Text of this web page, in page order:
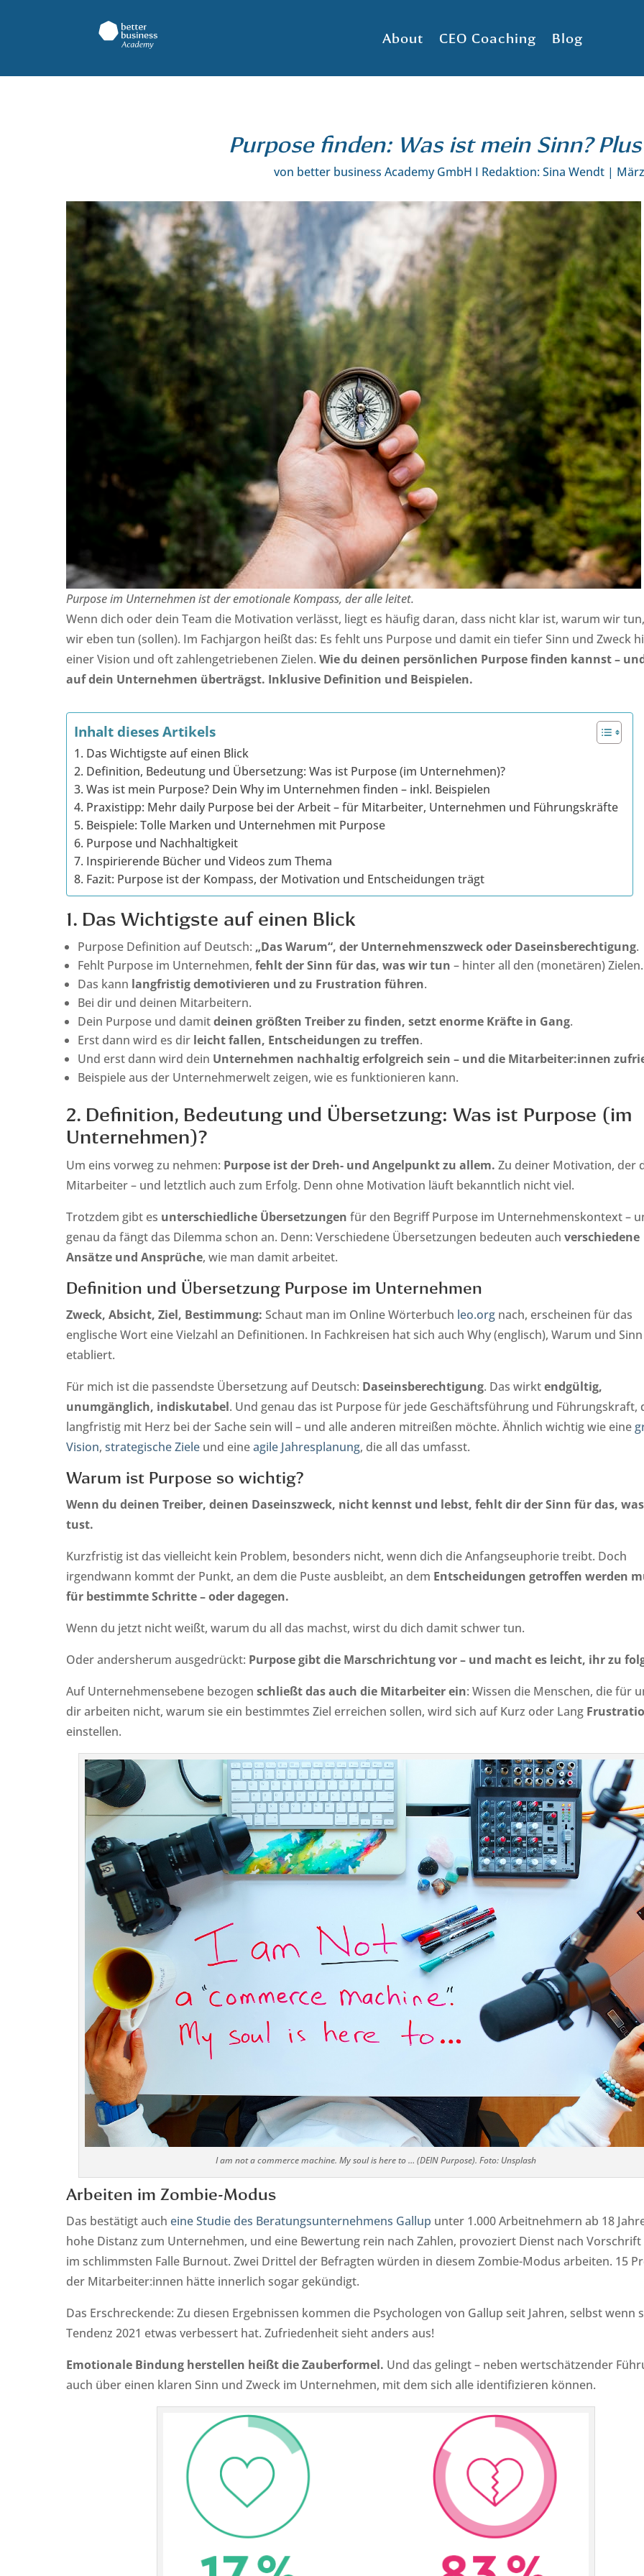
About CEO Coaching Blog
Purpose finden: Was ist mein Sinn?
von better business Academy GmbH I Redaktion: Sina Wendt |
Purpose im Unternehmen ist der emotionale Kompass, der alle leitet.
Wenn dich oder dein Team die Motivation verlässt, liegt es häufig daran, dass nicht klar ist, warum wir
wir eben tun (sollen). Im Fachjargon heißt das: Es fehlt uns Purpose und damit ein tiefer Sinn und Zweck
einer Vision und oft zahlengetriebenen Zielen. Wie du deinen persönlichen Purpose finden kannst –
auf dein Unternehmen überträgst. Inklusive Definition und Beispielen.
Inhalt dieses Artikels
1. Das Wichtigste auf einen Blick
2. Definition, Bedeutung und Übersetzung: Was ist Purpose (im Unternehmen)?
3. Was ist mein Purpose? Dein Why im Unternehmen finden – inkl. Beispielen
4. Praxistipp: Mehr daily Purpose bei der Arbeit – für Mitarbeiter, Unternehmen und Führungskräfte
5. Beispiele: Tolle Marken und Unternehmen mit Purpose
6. Purpose und Nachhaltigkeit
7. Inspirierende Bücher und Videos zum Thema
8. Fazit: Purpose ist der Kompass, der Motivation und Entscheidungen trägt
1. Das Wichtigste auf einen Blick
Purpose Definition auf Deutsch: „Das Warum“, der Unternehmenszweck oder Daseinsberechtigung.
Fehlt Purpose im Unternehmen, fehlt der Sinn für das, was wir tun – hinter all den (monetären) Zielen.
Das kann langfristig demotivieren und zu Frustration führen.
Bei dir und deinen Mitarbeitern.
Dein Purpose und damitdeinen größten Treiber zu finden, setzt enorme Kräfte in Gang.
Erst dann wird es dir leicht fallen, Entscheidungen zu treffen.
Und erst dann wird dein Unternehmen nachhaltig erfolgreich sein – und die Mitarbeiter:innen
Beispiele aus der Unternehmerwelt zeigen, wie es funktionieren kann.
2. Definition, Bedeutung und Übersetzung: Was ist Purpose (im
Unternehmen)?
Um eins vorweg zu nehmen: Purpose ist der Dreh- und Angelpunkt zu allem. Zu deiner Motivation, der
Mitarbeiter – und letztlich auch zum Erfolg. Denn ohne Motivation läuft bekanntlich nicht viel.
Trotzdem gibt es unterschiedliche Übersetzungen für den Begriff Purpose im Unternehmenskontext –
genau da fängt das Dilemma schon an. Denn: Verschiedene Übersetzungen bedeuten auch verschiedene
Ansätze und Ansprüche, wie man damit arbeitet.
Definition und Übersetzung Purpose im Unternehmen
Zweck, Absicht, Ziel, Bestimmung: Schaut man im Online Wörterbuch leo.org nach, erscheinen für das
englische Wort eine Vielzahl an Definitionen. In Fachkreisen hat sich auch Why (englisch), Warum und Sinn
etabliert.
Für mich ist die passendste Übersetzung auf Deutsch: Daseinsberechtigung. Das wirktendgültig,
unumgänglich, indiskutabel. Und genau das ist Purpose für jede Geschäftsführung und Führungskraft,
langfristig mit Herz bei der Sache sein will – und alle anderen mitreißen möchte. Ähnlich wichtig wie eine
Vision, strategische Ziele und eineagile Jahresplanung, die all das umfasst.
Warum ist Purpose so wichtig?
Wenn du deinen Treiber, deinen Daseinszweck, nicht kennst und lebst, fehlt dir der Sinn für das,
tust.
Kurzfristig ist das vielleicht kein Problem, besonders nicht, wenn dich die Anfangseuphorie treibt. Doch
irgendwann kommt der Punkt, an dem die Puste ausbleibt, an dem Entscheidungen getroffen werden
für bestimmte Schritte – oder dagegen.
Wenn du jetzt nicht weißt, warum du all das machst, wirst du dich damit schwer tun.
Oder andersherum ausgedrückt: Purpose gibt die Marschrichtung vor – und macht es leicht, ihr zu
Auf Unternehmensebene bezogen schließt das auch die Mitarbeiter ein: Wissen die Menschen, die für
dir arbeiten nicht, warum sie ein bestimmtes Ziel erreichen sollen, wird sich auf Kurz oder Lang
einstellen.
I am not a commerce machine. My soul is here to … (DEIN Purpose). Foto: Unsplash
Arbeiten im Zombie-Modus
Das bestätigt auch eine Studie des Beratungsunternehmens Gallup unter 1.000 Arbeitnehmern ab 18
hohe Distanz zum Unternehmen, und eine Bewertung rein nach Zahlen, provoziert Dienst nach Vorschrift
im schlimmsten Falle Burnout. Zwei Drittel der Befragten würden in diesem Zombie-Modus arbeiten. 15
der Mitarbeiter:innen hätte innerlich sogar gekündigt.
Das Erschreckende: Zu diesen Ergebnissen kommen die Psychologen von Gallup seit Jahren, selbst wenn
Tendenz 2021 etwas verbessert hat. Zufriedenheit sieht anders aus!
Emotionale Bindung herstellen heißt die Zauberformel. Und das gelingt – neben wertschätzender
auch über einen klaren Sinn und Zweck im Unternehmen, mit dem sich alle identifizieren können.